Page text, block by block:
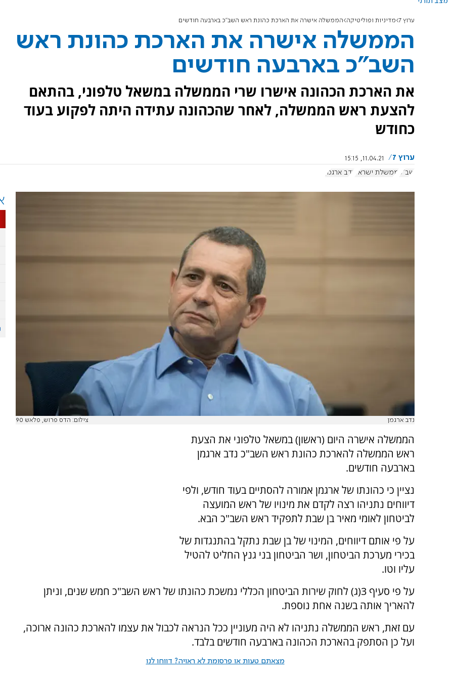
ערוץ 7 מדיניות ופוליטיקה הממשלה אישרה את הארכת כהונת ראש השב"כ בארבעה חודשים
הממשלה אישרה את הארכת כהונת ראש
השב"כ בארבעה חודשים
את הארכת הכהונה אישרו שרי הממשלה במשאל טלפוני, בהתאם
להצעת ראש הממשלה, לאחר שהכהונה עתידה היתה לפקוע בעוד
כחודש
ערוץ 7
11.04.21, 15:15
שב"כ ממשלת ישראל נדב ארגמן
נדב ארגמן צילום: הדס פרוש, פלאש 90
הממשלה אישרה היום (ראשון) במשאל טלפוני את הצעת
ראש הממשלה להארכת כהונת ראש השב"כ נדב ארגמן
בארבעה חודשים.
נציין כי כהונתו של ארגמן אמורה להסתיים בעוד חודש, ולפי
דיווחים נתניהו רצה לקדם את מינויו של ראש המועצה
לביטחון לאומי מאיר בן שבת לתפקיד ראש השב"כ הבא.
על פי אותם דיווחים, המינוי של בן שבת נתקל בהתנגדות של
בכירי מערכת הביטחון, ושר הביטחון בני גנץ החליט להטיל
עליו וטו.
על פי סעיף 3(ג) לחוק שירות הביטחון הכללי נמשכת כהונתו של ראש השב"כ חמש שנים, וניתן
להאריך אותה בשנה אחת נוספת.
עם זאת, ראש הממשלה נתניהו לא היה מעוניין ככל הנראה לכבול את עצמו להארכת כהונה ארוכה,
ועל כן הסתפק בהארכת הכהונה בארבעה חודשים בלבד.
מצאתם טעות או פרסומת לא ראויה? דווחו לנו